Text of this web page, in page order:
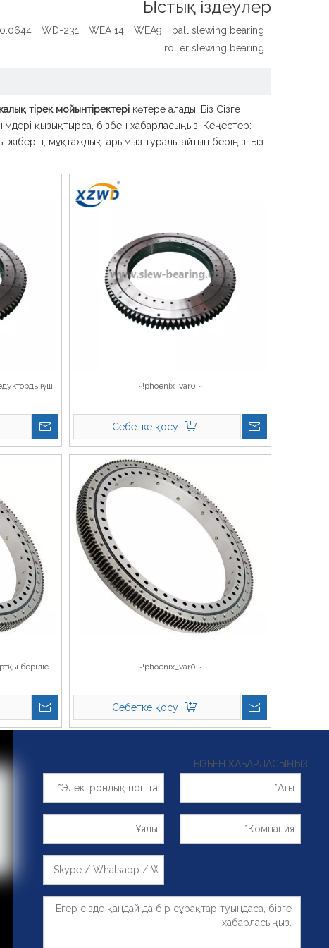
Ыстық іздеулер
WD-231 WEA 14 WEA9
ball slewing bearing
roller slewing bearing
тірек мойынтіректері көтере алады. Біз Сізге
қызықтырса, бізбен хабарласыңыз. Кеңестер:
мұқтаждықтарымыз туралы айтып беріңіз. Біз
~!phoenix_var0!~
Себетке қосу
үш
~!phoenix_var0!~
Себетке қосу
беріліс
БІЗБЕН ХАБАРЛАСЫҢЫЗ